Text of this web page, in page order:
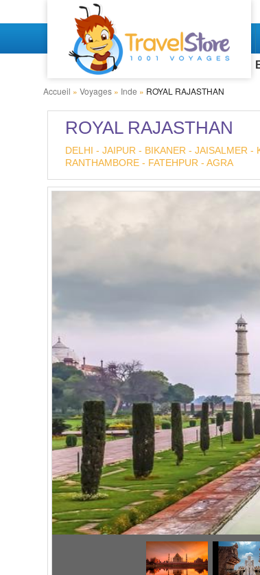
Accueil » Voyages » Inde » ROYAL RAJASTHAN
ROYAL RAJASTHAN
DELHI - JAIPUR - BIKANER - JAISALMER -
RANTHAMBORE - FATEHPUR - AGRA